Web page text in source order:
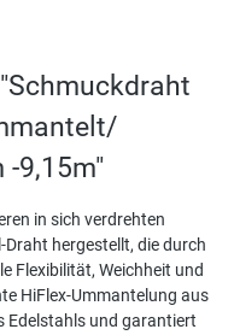
9,15m"
in sich verdrehten
hergestellt, die durch
Flexibilität, Weichheit und
HiFlex-Ummantelung aus
Edelstahls und garantiert